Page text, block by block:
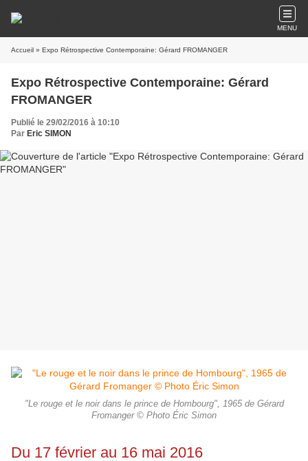
MENU
Accueil » Expo Rétrospective Contemporaine: Gérard FROMANGER
Expo Rétrospective Contemporaine: Gérard
FROMANGER
Publié le 29/02/2016 à 10:10
Par Eric SIMON
"Le rouge et le noir dans le prince de Hombourg", 1965 de Gérard
Fromanger © Photo Éric Simon
Du 17 février au 16 mai 2016